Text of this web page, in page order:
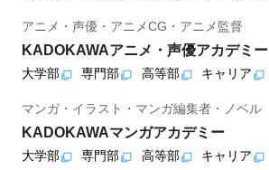
アニメ・声優・アニメCG・アニメ監督
KADOKAWAアニメ・声優アカデミー
大学部 専門部 高等部 キャリア
マンガ・イラスト・マンガ編集者・ノベル
KADOKAWAマンガアカデミー
大学部 専門部 高等部 キャリア